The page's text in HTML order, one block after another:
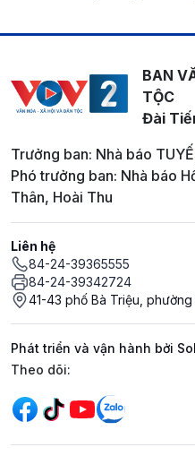
BAN
TỘC
Đài
Trưởng ban: Nhà báo
Phó trưởng ban: Nhà báo
Thân, Hoài Thu
Liên hệ
84-24-39365555
84-24-39342724
41-43 phố Bà Triệu, phường
Phát triển và vận hành bởi
Mạng xã hội
Theo dõi: